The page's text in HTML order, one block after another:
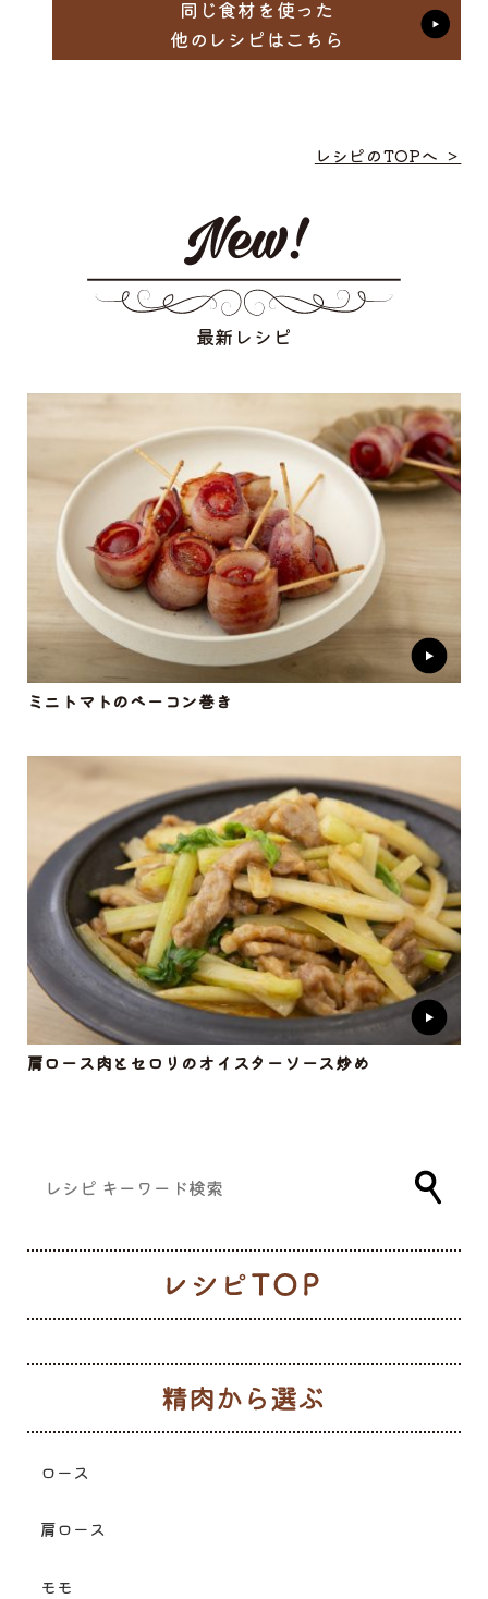
同じ食材を使った
他のレシピはこちら
レシピのTOPへ ＞
最新レシピ
ミニトマトのベーコン巻き
肩ロース肉とセロリのオイスターソース炒め
ロース
肩ロース
モモ